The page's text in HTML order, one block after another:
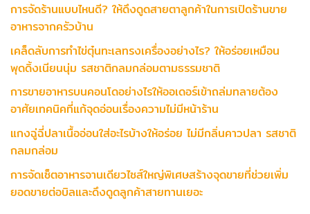
การจัดร้านแบบไหนดี? ให้ดึงดูดสายตาลูกค้าในการเปิดร้านขาย
อาหารจากครัวบ้าน
เคล็ดลับการทำไข่ตุ๋นทะเลทรงเครื่องอย่างไร? ให้อร่อยเหมือน
พุดดิ้งเนียนนุ่ม รสชาติกลมกล่อมตามธรรมชาติ
การขายอาหารบนคอนโดอย่างไรให้ออเดอร์เข้าถล่มทลายต้อง
อาศัยเทคนิคที่แก้จุดอ่อนเรื่องความไม่มีหน้าร้าน
แกงฉู่ฉี่ปลาเนื้ออ่อนใส่อะไรบ้างให้อร่อย ไม่มีกลิ่นคาวปลา รสชาติ
กลมกล่อม
การจัดเซ็ตอาหารจานเดียวไซส์ใหญ่พิเศษสร้างจุดขายที่ช่วยเพิ่ม
ยอดขายต่อบิลและดึงดูดลูกค้าสายทานเยอะ